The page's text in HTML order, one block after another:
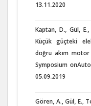
13.11.2020
Kaptan, D., Gül,
Küçük güçteki
doğru akım motor
Symposium
05.09.2019
Gören, A., Gül, E.,